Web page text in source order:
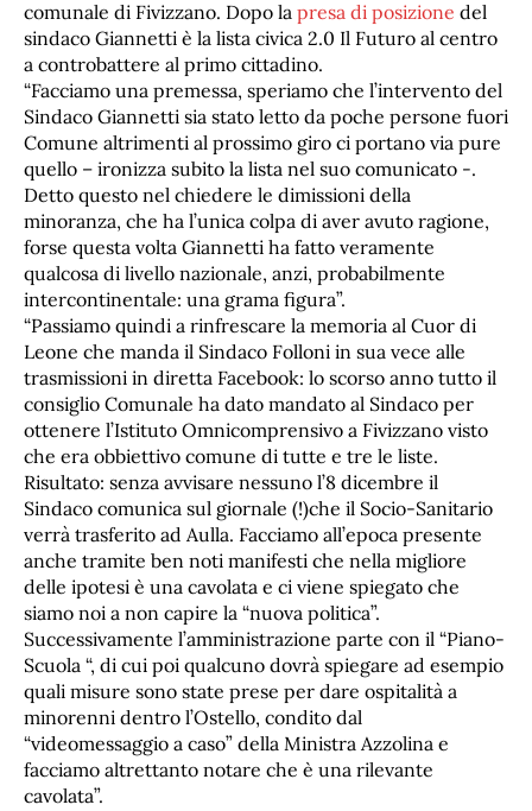
comunale di Fivizzano. Dopo la presa di posizione del
sindaco Giannetti è la lista civica 2.0 Il Futuro al centro
a controbattere al primo cittadino.
“Facciamo una premessa, speriamo che l’intervento del
Sindaco Giannetti sia stato letto da poche persone fuori
Comune altrimenti al prossimo giro ci portano via pure
quello – ironizza subito la lista nel suo comunicato -.
Detto questo nel chiedere le dimissioni della
minoranza, che ha l’unica colpa di aver avuto ragione,
forse questa volta Giannetti ha fatto veramente
qualcosa di livello nazionale, anzi, probabilmente
intercontinentale: una grama figura”.
“Passiamo quindi a rinfrescare la memoria al Cuor di
Leone che manda il Sindaco Folloni in sua vece alle
trasmissioni in diretta Facebook: lo scorso anno tutto il
consiglio Comunale ha dato mandato al Sindaco per
ottenere l’Istituto Omnicomprensivo a Fivizzano visto
che era obbiettivo comune di tutte e tre le liste.
Risultato: senza avvisare nessuno l’8 dicembre il
Sindaco comunica sul giornale (!)che il Socio-Sanitario
verrà trasferito ad Aulla. Facciamo all’epoca presente
anche tramite ben noti manifesti che nella migliore
delle ipotesi è una cavolata e ci viene spiegato che
siamo noi a non capire la “nuova politica”.
Successivamente l’amministrazione parte con il “Piano-
Scuola “, di cui poi qualcuno dovrà spiegare ad esempio
quali misure sono state prese per dare ospitalità a
minorenni dentro l’Ostello, condito dal
“videomessaggio a caso” della Ministra Azzolina e
facciamo altrettanto notare che è una rilevante
cavolata”.